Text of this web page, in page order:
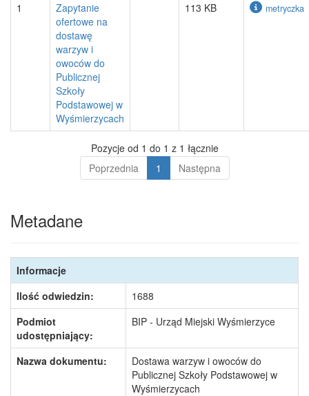
1
Zapytanie
ofertowe na
dostawę
warzyw i
owoców do
Publicznej
Szkoły
Podstawowej w
Wyśmierzycach
113 KB metryczka
Pozycje od 1 do 1 z 1 łącznie
Poprzednia
1 Następna
Metadane
Informacje
Ilość odwiedzin:
1688
Podmiot
udostępniający:
BIP - Urząd Miejski Wyśmierzyce
Nazwa dokumentu:
Dostawa warzyw i owoców do
Publicznej Szkoły Podstawowej w
Wyśmierzycach